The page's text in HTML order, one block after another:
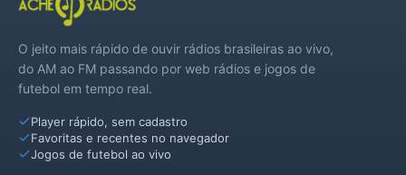
O jeito mais rápido de ouvir rádios brasileiras ao vivo,
do AM ao FM passando por web rádios e jogos de
futebol em tempo real.
Player rápido, sem cadastro
Favoritas e recentes no navegador
Jogos de futebol ao vivo